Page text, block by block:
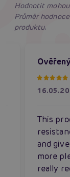
Hodnotit
Průměr
produktu.
This
and
more
really